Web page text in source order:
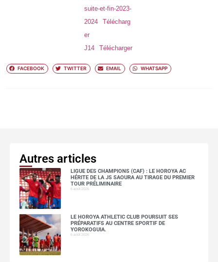
suite-et-fin-2023-
2024
Télécharg
er
J14
Télécharger
FACEBOOK TWITTER EMAIL WHATSAPP
Autres articles
LIGUE DES CHAMPIONS (CAF) : LE HOROYA AC
HÉRITE DE LA JS SAOURA AU TIRAGE DU PREMIER
TOUR PRÉLIMINAIRE
6 août 2026
LE HOROYA ATHLETIC CLUB POURSUIT SES
PRÉPARATIFS AU CENTRE SPORTIF DE
YOROKOGUIA.
6 août 2026